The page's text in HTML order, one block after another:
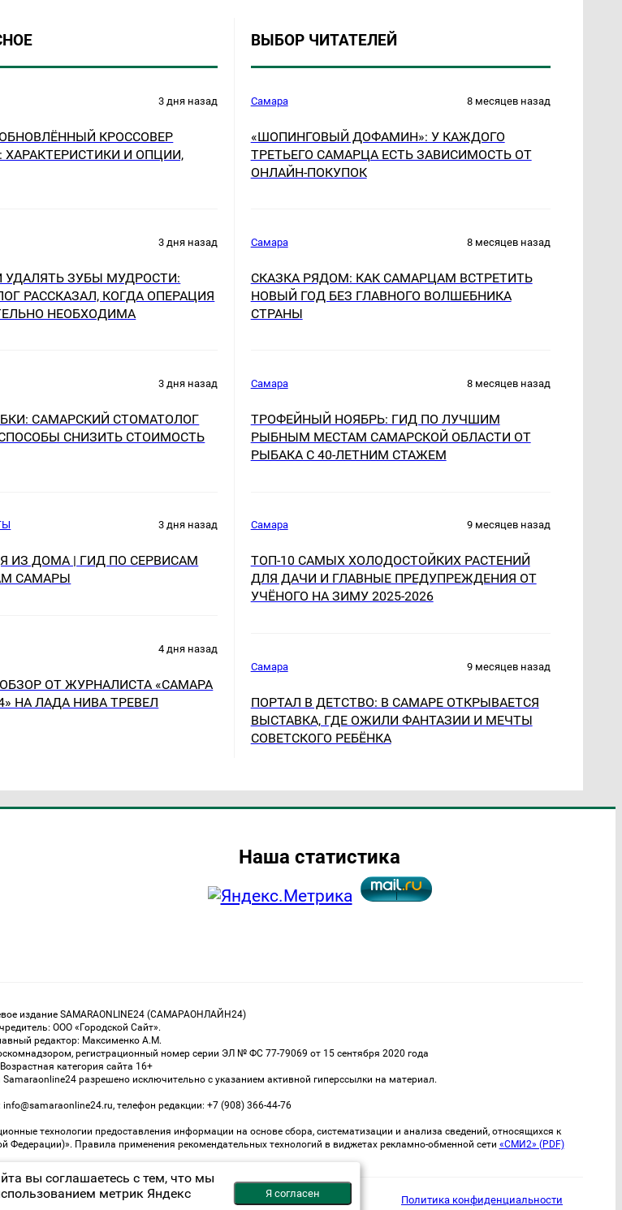
3 дня назад
КРОССОВЕР
ХАРАКТЕРИСТИКИ И ОПЦИИ,
3 дня назад
ЗУБЫ МУДРОСТИ:
РАССКАЗАЛ, КОГДА ОПЕРАЦИЯ
НЕОБХОДИМА
3 дня назад
САМАРСКИЙ СТОМАТОЛОГ
СНИЗИТЬ СТОИМОСТЬ
3 дня назад
ИЗ ДОМА | ГИД ПО СЕРВИСАМ
САМАРЫ
4 дня назад
ОТ ЖУРНАЛИСТА «САМАРА
НА ЛАДА НИВА ТРЕВЕЛ
ВЫБОР ЧИТАТЕЛЕЙ
Самара 8 месяцев назад
«ШОПИНГОВЫЙ ДОФАМИН»: У КАЖДОГО
ТРЕТЬЕГО САМАРЦА ЕСТЬ ЗАВИСИМОСТЬ ОТ
ОНЛАЙН-ПОКУПОК
Самара 8 месяцев назад
СКАЗКА РЯДОМ: КАК САМАРЦАМ ВСТРЕТИТЬ
НОВЫЙ ГОД БЕЗ ГЛАВНОГО ВОЛШЕБНИКА
СТРАНЫ
Самара 8 месяцев назад
ТРОФЕЙНЫЙ НОЯБРЬ: ГИД ПО ЛУЧШИМ
РЫБНЫМ МЕСТАМ САМАРСКОЙ ОБЛАСТИ ОТ
РЫБАКА С 40-ЛЕТНИМ СТАЖЕМ
Самара 9 месяцев назад
ТОП-10 САМЫХ ХОЛОДОСТОЙКИХ РАСТЕНИЙ
ДЛЯ ДАЧИ И ГЛАВНЫЕ ПРЕДУПРЕЖДЕНИЯ ОТ
УЧЁНОГО НА ЗИМУ 2025-2026
Самара 9 месяцев назад
ПОРТАЛ В ДЕТСТВО: В САМАРЕ ОТКРЫВАЕТСЯ
ВЫСТАВКА, ГДЕ ОЖИЛИ ФАНТАЗИИ И МЕЧТЫ
СОВЕТСКОГО РЕБЁНКА
Наша статистика
издание SAMARAONLINE24 (САМАРАОНЛАЙН24)
ООО «Городской Сайт».
редактор: Максименко А.М.
регистрационный номер серии ЭЛ № ФС 77-79069 от 15 сентября 2020 года
Возрастная категория сайта 16+
разрешено исключительно с указанием активной гиперссылки на материал.
телефон редакции: +7 (908) 366-44-76
технологии предоставления информации на основе сбора, систематизации и анализа сведений, относящихся к
Федерации)». Правила применения рекомендательных технологий в виджетах рекламно-обменной сети «СМИ2» (PDF)
Возрастная категория сайта 16+ Политика конфиденциальности
вы соглашаетесь с тем, что мы
метрик Яндекс
Я согласен